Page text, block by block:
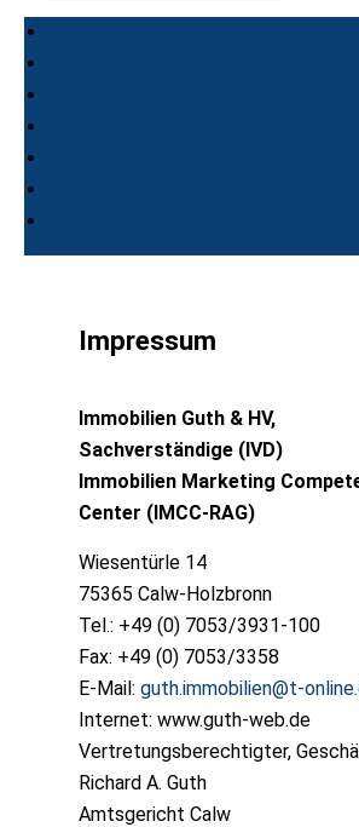
Impressum
Immobilien Guth & HV,
Sachverständige (IVD)
Immobilien Marketing
Center (IMCC-RAG)
Wiesentürle 14
75365 Calw-Holzbronn
Tel.: +49 (0) 7053/3931-100
Fax: +49 (0) 7053/3358
E-Mail: guth.immobilien@t-
Internet: www.guth-web.de
Vertretungsberechtigter,
Richard A. Guth
Amtsgericht Calw